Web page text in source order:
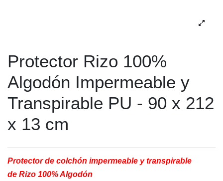
Protector Rizo 100%
Algodón Impermeable y
Transpirable PU - 90 x 212
x 13 cm
Protector de colchón impermeable y transpirable
de Rizo 100% Algodón